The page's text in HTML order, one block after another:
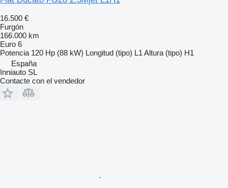
16.500 €
Furgón
166.000 km
Euro 6
Potencia 120 Hp (88 kW) Longitud (tipo) L1 Altura (tipo) H1
España
Inniauto SL
Contacte con el vendedor